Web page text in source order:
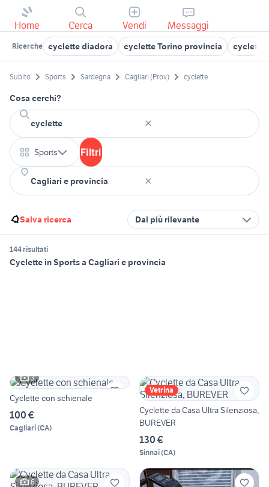
Home Cerca Vendi Messaggi
Ricerche cyclette diadora cyclette Torino provincia cyclette
Subito Sports Sardegna Cagliari (Prov) cyclette
Cosa cerchi?
Sports Filtri
Salva ricerca Dal più rilevante
144 risultati
Cyclette in Sports a Cagliari e provincia
3
Cyclette con schienale
100 €
Cagliari(CA)
Vetrina
Cyclette da Casa Ultra Silenziosa,
BUREVER
130 €
Sinnai(CA)
6